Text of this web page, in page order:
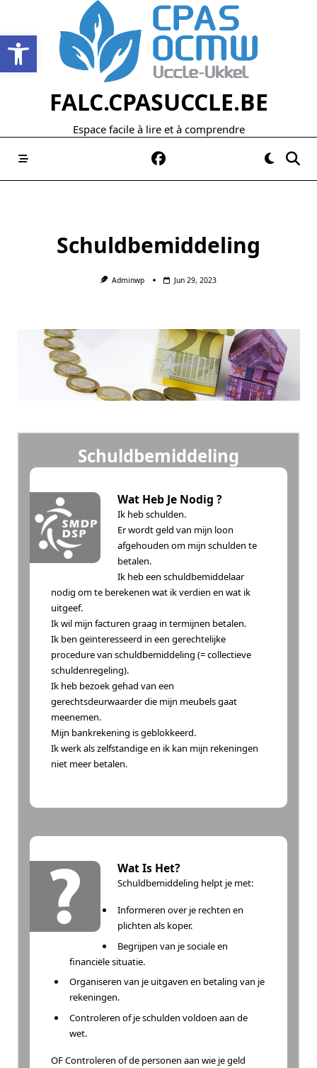
Open werkbalk
content
FALC.CPASUCCLE.BE
Espace facile à lire et à comprendre
Schuldbemiddeling
Adminwp Jun 29, 2023
Schuldbemiddeling
Wat Heb Je Nodig ?
Ik heb schulden.
Er wordt geld van mijn loon
afgehouden om mijn schulden te
betalen.
Ik heb een schuldbemiddelaar
nodig om te berekenen wat ik verdien en wat ik
uitgeef.
Ik wil mijn facturen graag in termijnen betalen.
Ik ben geïnteresseerd in een gerechtelijke
procedure van schuldbemiddeling (= collectieve
schuldenregeling).
Ik heb bezoek gehad van een
gerechtsdeurwaarder die mijn meubels gaat
meenemen.
Mijn bankrekening is geblokkeerd.
Ik werk als zelfstandige en ik kan mijn rekeningen
niet meer betalen.
Wat Is Het?
Schuldbemiddeling helpt je met:
Informeren over je rechten en
plichten als koper.
Begrijpen van je sociale en
financiële situatie.
Organiseren van je uitgaven en betaling van je
rekeningen.
Controleren of je schulden voldoen aan de
wet.
OF Controleren of de personen aan wie je geld